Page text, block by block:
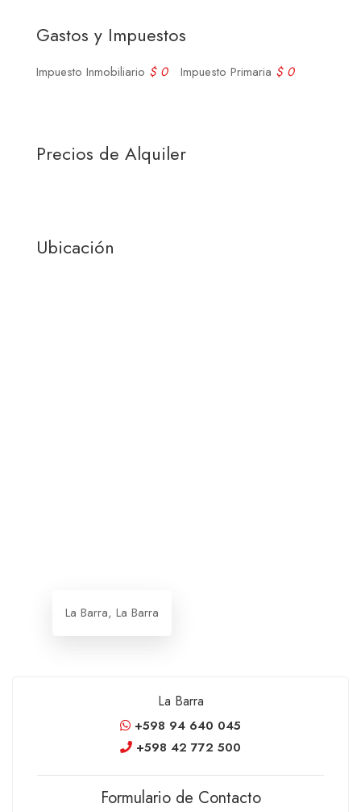
Gastos y Impuestos
Impuesto Inmobiliario $ 0 Impuesto Primaria $ 0
Precios de Alquiler
Ubicación
La Barra, La Barra
La Barra
+598 94 640 045
+598 42 772 500
Formulario de Contacto